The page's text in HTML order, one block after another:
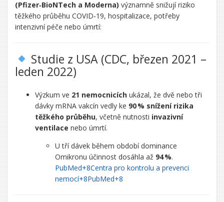
(Pfizer‑BioNTech a Moderna) významně snižují riziko
těžkého průběhu COVID‑19, hospitalizace, potřeby
intenzivní péče nebo úmrtí:
Studie z USA (CDC, březen 2021 –
leden 2022)
Výzkum ve 21 nemocnicích ukázal, že dvě nebo tři
dávky mRNA vakcín vedly ke 90 % snížení rizika
těžkého průběhu, včetně nutnosti invazivní
ventilace nebo úmrtí.
U tří dávek během období dominance
Omikronu účinnost dosáhla až 94 %.
PubMed+8Centra pro kontrolu a prevenci
nemocí+8PubMed+8